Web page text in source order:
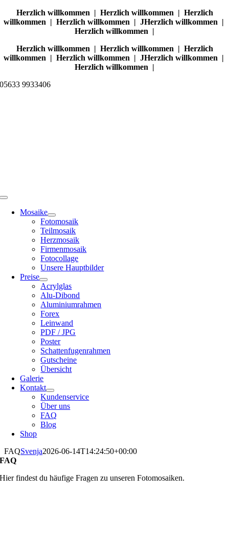
Skip
to
Herzlich willkommen | Herzlich willkommen | Herzlich
willkommen | Herzlich willkommen | JHerzlich willkommen |
Herzlich willkommen |
Herzlich willkommen | Herzlich willkommen | Herzlich
willkommen | Herzlich willkommen | JHerzlich willkommen |
Herzlich willkommen |
05633 9933406
Toggle
NavigationMosaike
Fotomosaik
Teilmosaik
Herzmosaik
Firmenmosaik
Fotocollage
Unsere Hauptbilder
Preise
Acrylglas
Alu-Dibond
Aluminiumrahmen
Forex
Leinwand
PDF / JPG
Poster
Schattenfugenrahmen
Gutscheine
Übersicht
Galerie
Kontakt
Kundenservice
Über uns
FAQ
Blog
Shop
FAQSvenja2026-06-14T14:24:50+00:00
FAQ
Hier findest du häufige Fragen zu unseren Fotomosaiken.